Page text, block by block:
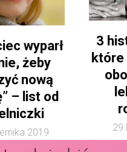
3 historie
które
lekturą
29 lipca 2021